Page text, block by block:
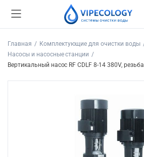
Главная
Комплектующие для очистки воды
Насосы и насосные станции
Вертикальный насос RF CDLF 8-14 380V, резьба